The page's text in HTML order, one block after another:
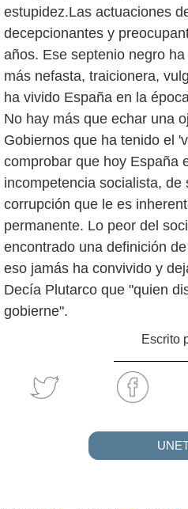
estupidez.Las actuaciones
decepcionantes y
años. Ese septenio negro
más nefasta, traicionera,
ha vivido España en la
No hay más que echar una
Gobiernos que ha tenido el
comprobar que hoy España
incompetencia socialista, de
corrupción que le es
permanente. Lo peor del
encontrado una definición
eso jamás ha convivido y
Decía Plutarco que "quien
gobierne".
Escrito